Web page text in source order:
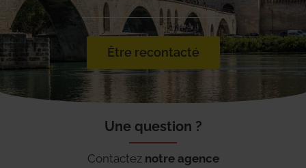
Être recontacté
Une question ?
Contactez notre agence